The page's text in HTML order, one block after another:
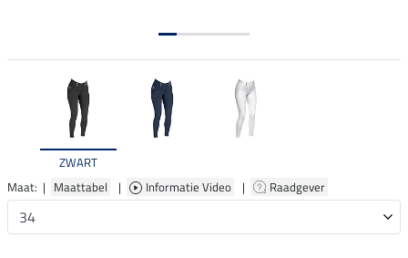
ZWART
Maat: | Maattabel | Informatie Video | Raadgever